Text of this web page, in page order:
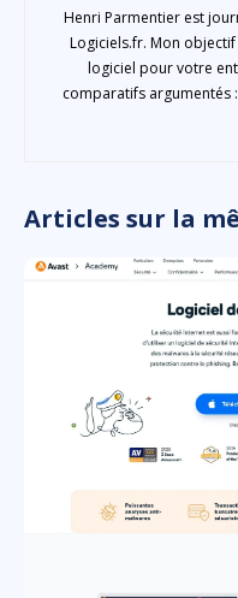
Henri Parmentier est
Logiciels.fr. Mon
logiciel pour votre
comparatifs argumentés
Articles sur la